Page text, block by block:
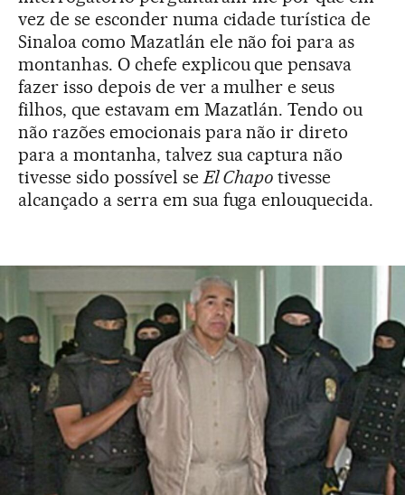
vez de se esconder numa cidade turística de
Sinaloa como Mazatlán ele não foi para as
montanhas. O chefe explicou que pensava
fazer isso depois de ver a mulher e seus
filhos, que estavam em Mazatlán. Tendo ou
não razões emocionais para não ir direto
para a montanha, talvez sua captura não
tivesse sido possível se El Chapo tivesse
alcançado a serra em sua fuga enlouquecida.